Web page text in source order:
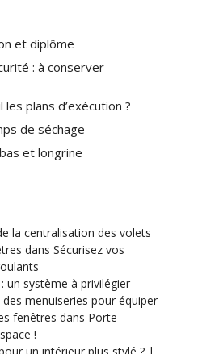
et diplôme
: à conserver
plans d’exécution ?
de séchage
et longrine
la centralisation des volets
dans Sécurisez vos
un système à privilégier
menuiseries pour équiper
fenêtres dans Porte
!